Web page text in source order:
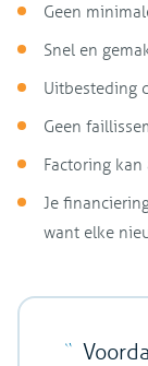
Geen
Snel en
Uitbesteding
Geen
Factoring
Je
want elke